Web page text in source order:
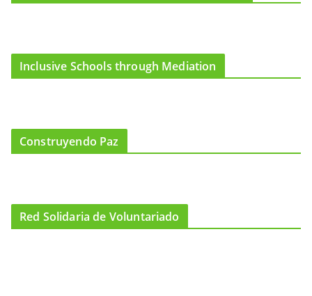
Inclusive Schools through Mediation
Construyendo Paz
Red Solidaria de Voluntariado